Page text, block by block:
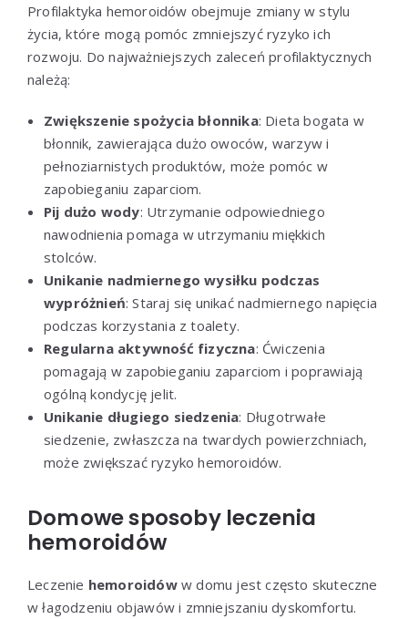
Profilaktyka hemoroidów obejmuje zmiany w stylu
życia, które mogą pomóc zmniejszyć ryzyko ich
rozwoju. Do najważniejszych zaleceń profilaktycznych
należą:
Zwiększenie spożycia błonnika: Dieta bogata w
błonnik, zawierająca dużo owoców, warzyw i
pełnoziarnistych produktów, może pomóc w
zapobieganiu zaparciom.
Pij dużo wody: Utrzymanie odpowiedniego
nawodnienia pomaga w utrzymaniu miękkich
stolców.
Unikanie nadmiernego wysiłku podczas
wypróżnień: Staraj się unikać nadmiernego napięcia
podczas korzystania z toalety.
Regularna aktywność fizyczna: Ćwiczenia
pomagają w zapobieganiu zaparciom i poprawiają
ogólną kondycję jelit.
Unikanie długiego siedzenia: Długotrwałe
siedzenie, zwłaszcza na twardych powierzchniach,
może zwiększać ryzyko hemoroidów.
Domowe sposoby leczenia
hemoroidów
Leczenie hemoroidóww domu jest często skuteczne
w łagodzeniu objawów i zmniejszaniu dyskomfortu.